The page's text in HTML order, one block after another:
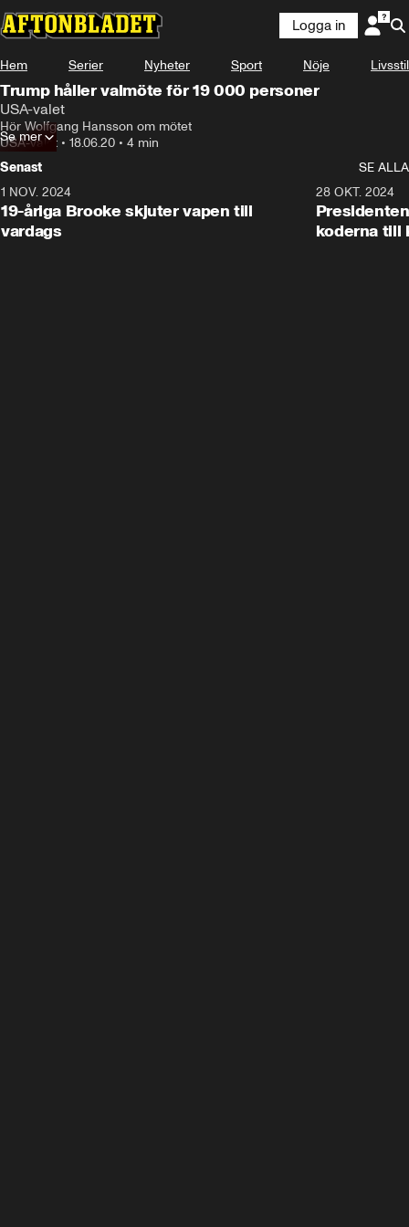
Logga in
Hem Serier Nyheter Sport Nöje Livsstil
Trump håller valmöte för 19 000 personer
USA-valet
Hör Wolfgang Hansson om mötet
USA-valet • 18.06.20 • 4 min
Se mer
Senast
SE ALLA
1 NOV. 2024
19-åriga Brooke skjuter vapen till
vardags
28 OKT. 2024
koderna till